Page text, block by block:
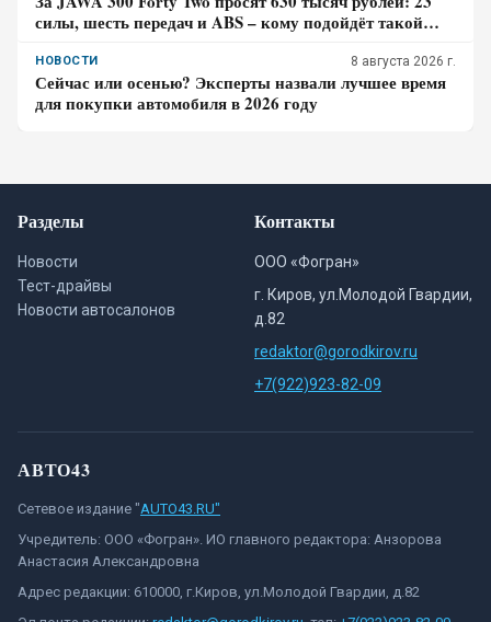
силы, шесть передач и ABS – кому подойдёт такой
НОВОСТИ 8 августа 2026 г.
Сейчас или осенью? Эксперты назвали лучшее время
для покупки автомобиля в 2026 году
Разделы
Новости
Тест-драйвы
Новости автосалонов
Контакты
ООО «Фогран»
г. Киров, ул.Молодой Гвардии,
д.82
redaktor@gorodkirov.ru
+7(922)923-82-09
АВТО43
Сетевое издание "AUTO43.RU"
Учредитель: ООО «Фогран». ИО главного редактора: Анзорова
Анастасия Александровна
Адрес редакции: 610000, г.Киров, ул.Молодой Гвардии, д.82